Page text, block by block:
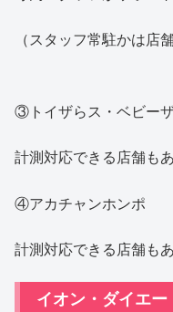
（スタッフ常駐かは店
③トイザらス・ベビー
計測対応できる店舗も
④アカチャンホンポ
計測対応できる店舗も
イオン・ダ